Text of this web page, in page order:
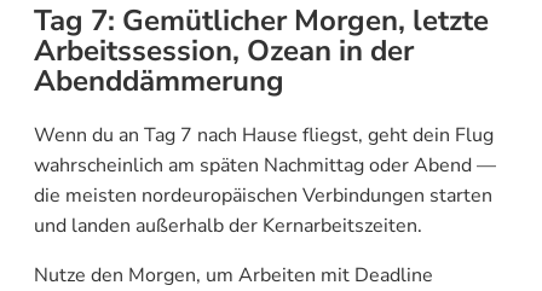
Tag 7: Gemütlicher Morgen, letzte
Arbeitssession, Ozean in der
Abenddämmerung
Wenn du an Tag 7 nach Hause fliegst, geht dein Flug
wahrscheinlich am späten Nachmittag oder Abend —
die meisten nordeuropäischen Verbindungen starten
und landen außerhalb der Kernarbeitszeiten.
Nutze den Morgen, um Arbeiten mit Deadline